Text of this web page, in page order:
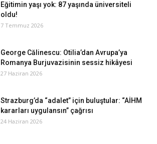
Eğitimin yaşı yok: 87 yaşında üniversiteli
oldu!
7 Temmuz 2026
George Călinescu: Otilia’dan Avrupa’ya
Romanya Burjuvazisinin sessiz hikâyesi
27 Haziran 2026
Strazburg’da “adalet” için buluştular: “AİHM
kararları uygulansın” çağrısı
24 Haziran 2026